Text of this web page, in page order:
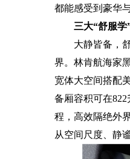
都能感受到豪华
三大“舒服
大静皆备，
界。林肯航海家
宽体大空间搭配
备厢容积可在
程，高效隔绝外
从空间尺度、静